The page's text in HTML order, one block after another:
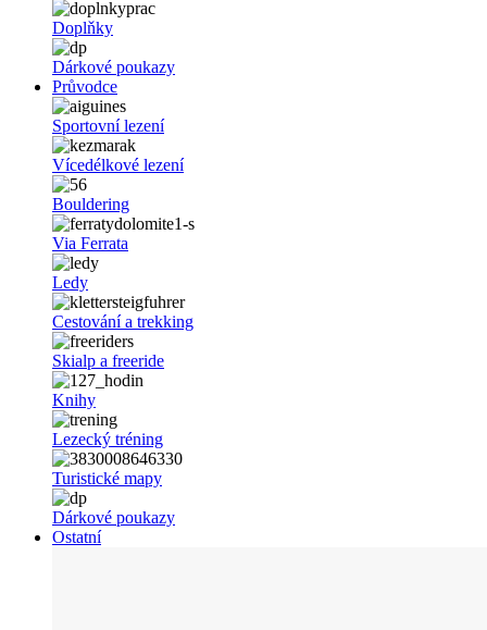
Doplňky
Dárkové poukazy
Průvodce
Sportovní lezení
Vícedélkové lezení
Bouldering
Via Ferrata
Ledy
Cestování a trekking
Skialp a freeride
Knihy
Lezecký tréning
Turistické mapy
Dárkové poukazy
Ostatní